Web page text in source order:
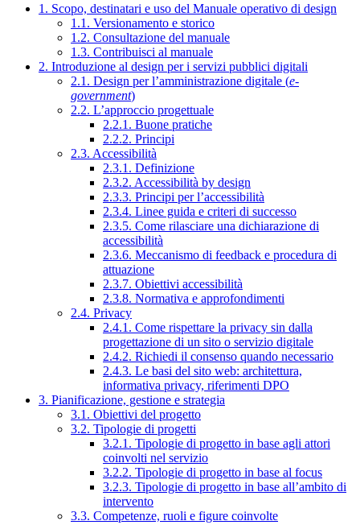
1. Scopo, destinatari e uso del Manuale operativo di design
1.1. Versionamento e storico
1.2. Consultazione del manuale
1.3. Contribuisci al manuale
2. Introduzione al design per i servizi pubblici digitali
2.1. Design per l’amministrazione digitale (e-
government)
2.2. L’approccio progettuale
2.2.1. Buone pratiche
2.2.2. Principi
2.3. Accessibilità
2.3.1. Definizione
2.3.2. Accessibilità by design
2.3.3. Principi per l’accessibilità
2.3.4. Linee guida e criteri di successo
2.3.5. Come rilasciare una dichiarazione di
accessibilità
2.3.6. Meccanismo di feedback e procedura di
attuazione
2.3.7. Obiettivi accessibilità
2.3.8. Normativa e approfondimenti
2.4. Privacy
2.4.1. Come rispettare la privacy sin dalla
progettazione di un sito o servizio digitale
2.4.2. Richiedi il consenso quando necessario
2.4.3. Le basi del sito web: architettura,
informativa privacy, riferimenti DPO
3. Pianificazione, gestione e strategia
3.1. Obiettivi del progetto
3.2. Tipologie di progetti
3.2.1. Tipologie di progetto in base agli attori
coinvolti nel servizio
3.2.2. Tipologie di progetto in base al focus
3.2.3. Tipologie di progetto in base all’ambito di
intervento
3.3. Competenze, ruoli e figure coinvolte